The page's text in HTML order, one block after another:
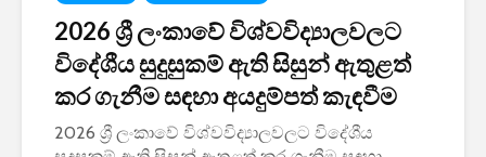
2026 ශ්‍රී ලංකාවේ විශ්වවිද්‍යාලවලට
විදේශීය සුදුසුකම් ඇති සිසුන් ඇතුළත්
කර ගැනීම සඳහා අයදුම්පත් කැඳවීම
2026 ශ්‍රී ලංකාවේ විශ්වවිද්‍යාලවලට විදේශීය